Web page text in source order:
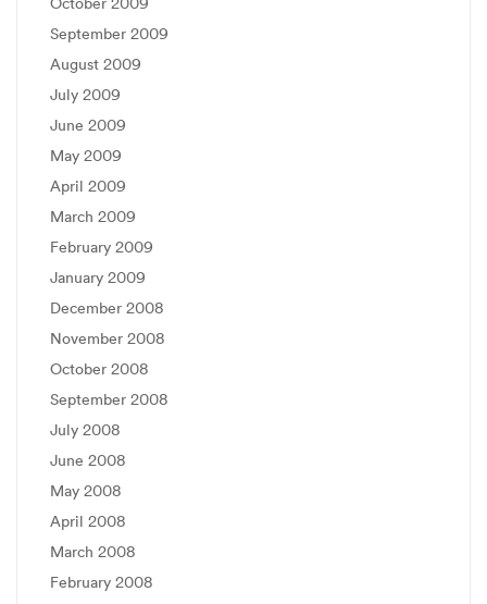
September 2009
August 2009
July 2009
June 2009
May 2009
April 2009
March 2009
February 2009
January 2009
December 2008
November 2008
October 2008
September 2008
July 2008
June 2008
May 2008
April 2008
March 2008
February 2008